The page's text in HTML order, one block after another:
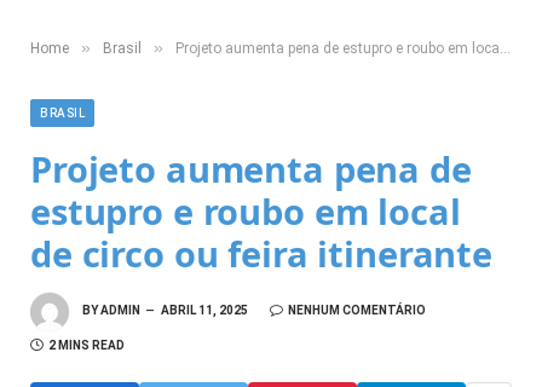
Home » Brasil » Projeto aumenta pena de estupro e roubo em local de circo ou feira itinerante
BRASIL
Projeto aumenta pena de
estupro e roubo em local
de circo ou feira itinerante
BYADMIN ABRIL 11, 2025 NENHUM COMENTÁRIO
2 MINS READ